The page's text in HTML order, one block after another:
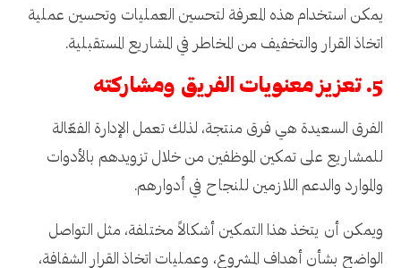
يمكن استخدام هذه المعرفة لتحسين العمليات وتحسين عملية
اتخاذ القرار والتخفيف من المخاطر في المشاريع المستقبلية.
5. تعزيز معنويات الفريق ومشاركته
الفرق السعيدة هي فرق منتجة، لذلك تعمل الإدارة الفعّالة
للمشاريع على تمكين الموظفين من خلال تزويدهم بالأدوات
والموارد والدعم اللازمين للنجاح في أدوارهم.
ويمكن أن يتخذ هذا التمكين أشكالاً مختلفة، مثل التواصل
الواضح بشأن أهداف المشروع، وعمليات اتخاذ القرار الشفافة،